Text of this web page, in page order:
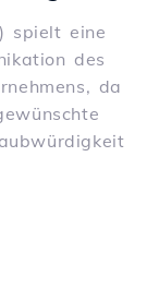
spielt eine
des
da